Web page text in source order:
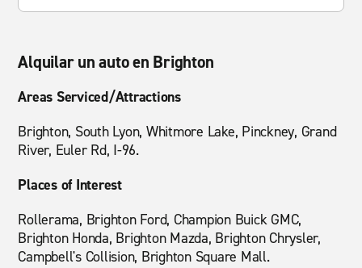
Alquilar un auto en Brighton
Areas Serviced/Attractions
Brighton, South Lyon, Whitmore Lake, Pinckney, Grand
River, Euler Rd, I-96.
Places of Interest
Rollerama, Brighton Ford, Champion Buick GMC,
Brighton Honda, Brighton Mazda, Brighton Chrysler,
Campbell's Collision, Brighton Square Mall.